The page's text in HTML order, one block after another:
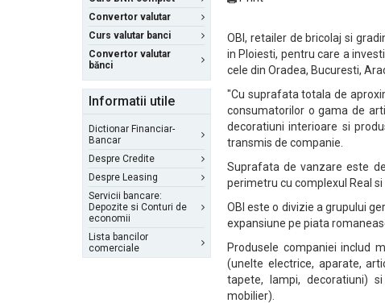
Convertor valutar
Curs valutar banci
Convertor valutar
bănci
Informatii utile
Dictionar Financiar-
Bancar
Despre Credite
Despre Leasing
Servicii bancare:
Depozite si Conturi de
economii
Lista bancilor
comerciale
OBI, retailer de bricolaj si
in Ploiesti, pentru care a
cele din Oradea, Bucuresti,
"Cu suprafata totala de
consumatorilor o gama de
decoratiuni interioare si
transmis de companie.
Suprafata de vanzare este
perimetru cu complexul Real
OBI este o divizie a grupului
expansiune pe piata
Produsele companiei includ
(unelte electrice, aparate,
tapete, lampi, decoratiuni)
mobilier).